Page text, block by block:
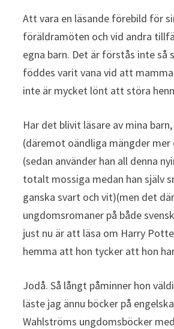
Att vara en läsande förebild för
föräldramöten och vid andra
egna barn. Det är förstås inte så
föddes varit vana vid att
inte är mycket lönt att störa
Har det blivit läsare av mina
(däremot oändliga mängder
(sedan använder han all denna
totalt mossiga medan han själv
ganska svart och vit)(men det
ungdomsromaner på både
just nu är att läsa om Harry
hemma att hon tycker att hon
Jodå. Så långt påminner hon
läste jag ännu böcker på
Wahlströms ungdomsböcker